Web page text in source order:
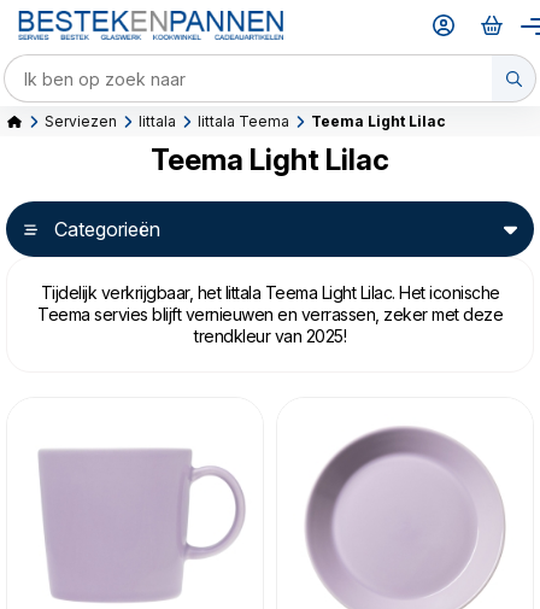
Serviezen Iittala Iittala Teema Teema Light Lilac
Teema Light Lilac
Categorieën
Tijdelijk verkrijgbaar, het Iittala Teema Light Lilac. Het iconische
Teema servies blijft vernieuwen en verrassen, zeker met deze
trendkleur van 2025!